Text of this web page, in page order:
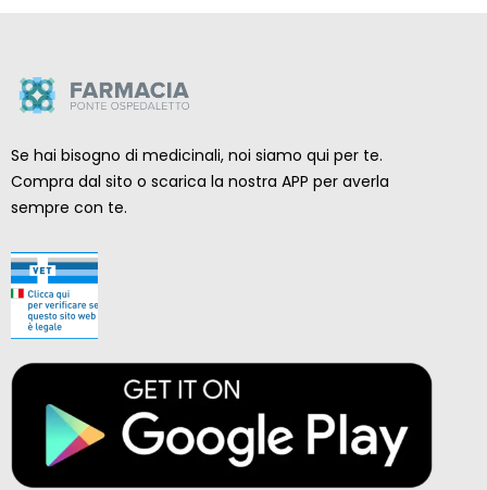
Se hai bisogno di medicinali, noi siamo qui per te.
Compra dal sito o scarica la nostra APP per averla
sempre con te.